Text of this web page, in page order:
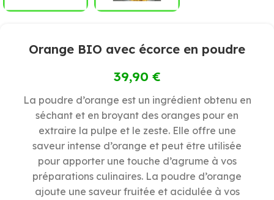
Orange BIO avec écorce en poudre
39,90 €
La poudre d’orange est un ingrédient obtenu en
séchant et en broyant des oranges pour en
extraire la pulpe et le zeste. Elle offre une
saveur intense d’orange et peut être utilisée
pour apporter une touche d’agrume à vos
préparations culinaires. La poudre d’orange
ajoute une saveur fruitée et acidulée à vos